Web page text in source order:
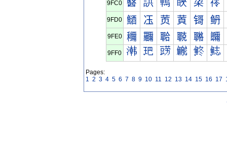
9FC0
9FD0 鿐 鿑 鿒 鿓 鿔 鿕
9FE0 鿠 鿡 鿢 鿣 鿤 鿥
9FF0 鿰 鿱 鿲 鿳 鿴 鿵
Pages:
1 2 3 4 5 6 7 8 9 10 11 12 13 14 15 16 17